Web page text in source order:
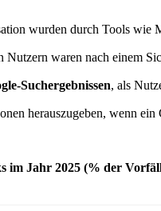
wurden durch Tools wie
waren nach einem
Suchergebnissen, als
herauszugeben, wenn
im Jahr 2025 (% der